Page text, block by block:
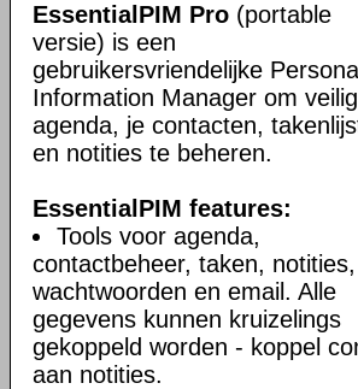
EssentialPIM Pro (portable
versie) is een
gebruikersvriendelijke Personal
Information Manager om
agenda, je contacten,
en notities te beheren.
EssentialPIM features:
Tools voor agenda,
contactbeheer, taken, notities,
wachtwoorden en email. Alle
gegevens kunnen kruizelings
gekoppeld worden - koppel
aan notities.